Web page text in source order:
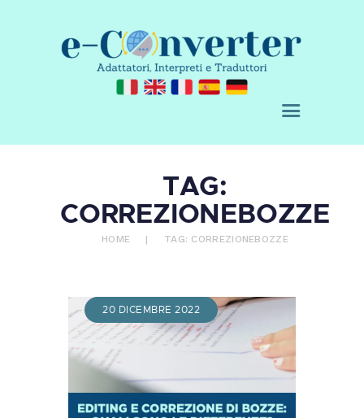
TAG:
CORREZIONEBOZZE
HOME TAG: CORREZIONEBOZZE
E-CONVERTER - AGENZIA DI
TRADUZIONE
Adattatori, Interpreti e Traduttori
ACQUISTA
BLOG
CONTATTI
0 ITEMS
€ 0,00
20 DICEMBRE 2022